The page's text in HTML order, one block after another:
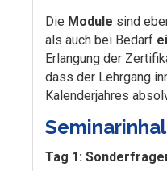
Die Module sind
als auch bei Bedarf
Erlangung der
dass der Lehrgang
Kalenderjahres
Tag 1: